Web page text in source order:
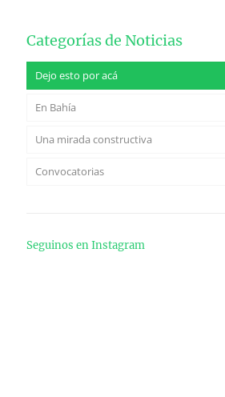
Categorías de Noticias
Dejo esto por acá
En Bahía
Una mirada constructiva
Convocatorias
Seguinos en Instagram